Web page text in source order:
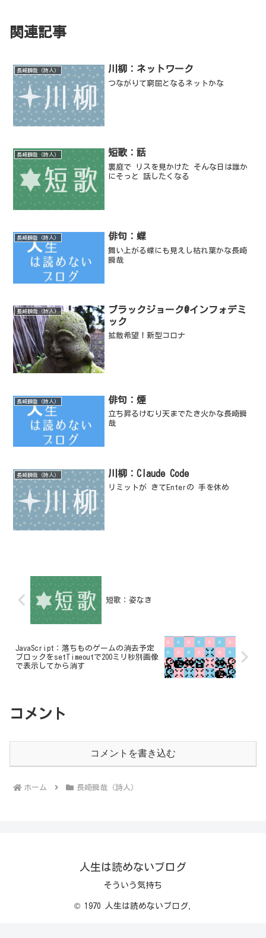
関連記事
長崎瞬哉（詩人） 川柳：ネットワーク
つながりて窮屈となるネットかな
長崎瞬哉（詩人） 短歌：話
裏庭で リスを見かけた そんな日は誰か
にそっと 話したくなる
長崎瞬哉（詩人） 俳句：蝶
舞い上がる蝶にも見えし枯れ葉かな長崎
瞬哉
長崎瞬哉（詩人）
ブラックジョーク@インフォデミ
ック
拡散希望！新型コロナ
長崎瞬哉（詩人） 俳句：煙
立ち昇るけむり天までたき火かな長崎瞬
哉
長崎瞬哉（詩人） 川柳：Claude Code
リミットが きてEnterの 手を休め
短歌：姿なき
JavaScript：落ちものゲームの消去予定
ブロックをsetTimeoutで200ミリ秒別画像
で表示してから消す
コメント
コメントを書き込む
ホーム 長崎瞬哉（詩人）
人生は読めないブログ
そういう気持ち
© 1970 人生は読めないブログ.